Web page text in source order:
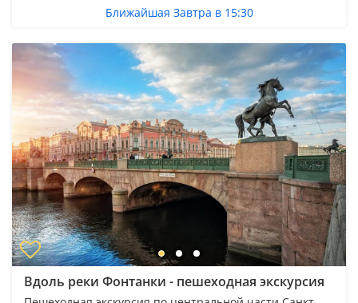
Ближайшая Завтра в 15:30
Вдоль реки Фонтанки - пешеходная экскурсия